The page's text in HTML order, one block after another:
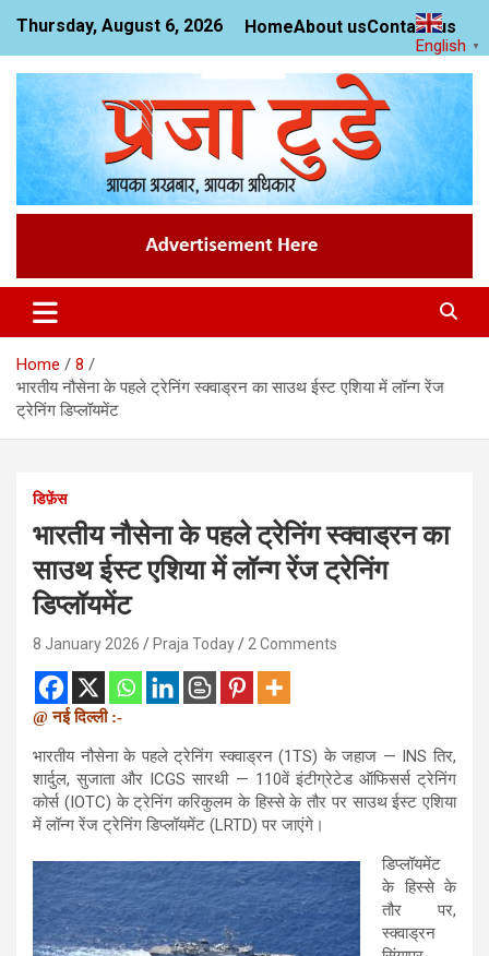
content
Thursday, August 6, 2026 HomeAbout usContact us
Praja Today
News Website
Home
8
भारतीय नौसेना के पहले ट्रेनिंग स्क्वाड्रन का साउथ ईस्ट एशिया में लॉन्ग रेंज
ट्रेनिंग डिप्लॉयमेंट
डिफ़ेंस
भारतीय नौसेना के पहले ट्रेनिंग स्क्वाड्रन का
साउथ ईस्ट एशिया में लॉन्ग रेंज ट्रेनिंग
डिप्लॉयमेंट
8 January 2026 Praja Today 2 Comments
@ नई दिल्ली :-
भारतीय नौसेना के पहले ट्रेनिंग स्क्वाड्रन (1TS) के जहाज — INS तिर,
शार्दुल, सुजाता और ICGS सारथी — 110वें इंटीग्रेटेड ऑफिसर्स ट्रेनिंग
कोर्स (IOTC) के ट्रेनिंग करिकुलम के हिस्से के तौर पर साउथ ईस्ट एशिया
में लॉन्ग रेंज ट्रेनिंग डिप्लॉयमेंट (LRTD) पर जाएंगे।
डिप्लॉयमेंट
के हिस्से के
तौर पर,
स्क्वाड्रन
English ▼